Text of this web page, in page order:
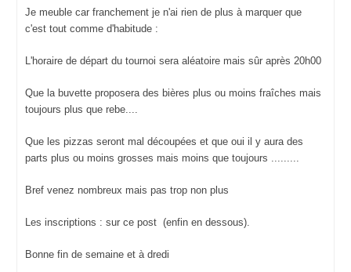
Je meuble car franchement je n'ai rien de plus à marquer que
c'est tout comme d'habitude :
L'horaire de départ du tournoi sera aléatoire mais sûr après 20h00
Que la buvette proposera des bières plus ou moins fraîches mais
toujours plus que rebe....
Que les pizzas seront mal découpées et que oui il y aura des
parts plus ou moins grosses mais moins que toujours .........
Bref venez nombreux mais pas trop non plus
Les inscriptions : sur ce post (enfin en dessous).
Bonne fin de semaine et à dredi